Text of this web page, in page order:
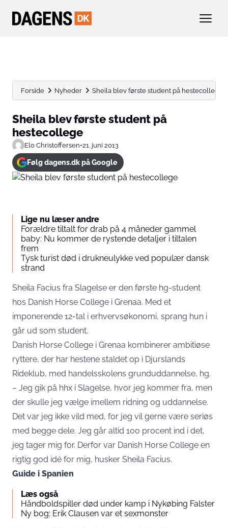
Forside Nyheder Sheila blev første student på hestecollege
Sheila blev første student på
hestecollege
Elo Christoffersen•21. juni 2013
Følg dagens.dk på Google
Lige nu læser andre
Forældre tiltalt for drab på 4 måneder gammel
baby: Nu kommer de rystende detaljer i tiltalen
frem
Tysk turist død i drukneulykke ved populær dansk
strand
Sheila Facius fra Slagelse er den første hg-student
hos Danish Horse College i Grenaa. Med et
imponerende 12-tal i erhvervsøkonomi, sprang hun i
går ud som student.
Danish Horse College i Grenaa kombinerer ambitiøse
ryttere, der har hestene staldet op i Djurslands
Rideklub, med handelsskolens grunduddannelse, hg.
– Jeg gik på hhx i Slagelse, hvor jeg kommer fra, men
der skulle jeg vælge imellem ridning og uddannelse.
Det var jeg ikke vild med, for jeg vil gerne være seriøs
med begge dele. Jeg går altid 100 procent ind i det,
jeg tager mig for. Derfor var Danish Horse College en
rigtig god idé for mig, husker Sheila Facius.
Guide i Spanien
Læs også
Håndboldspiller død under kamp i Nykøbing Falster
Ny bog: Erik Clausen var et sexmonster